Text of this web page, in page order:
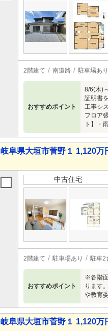
2階建て 南道路 駐車場あり
おすすめポイント
8/6(木)
証明書
工事シ
フロア
ト】・
岐阜県大垣市菅野１ 1,120万
中古住宅
2階建て 駐車場あり 駐車2
おすすめポイント
※各階
ります
や教育
岐阜県大垣市菅野１ 1,120万